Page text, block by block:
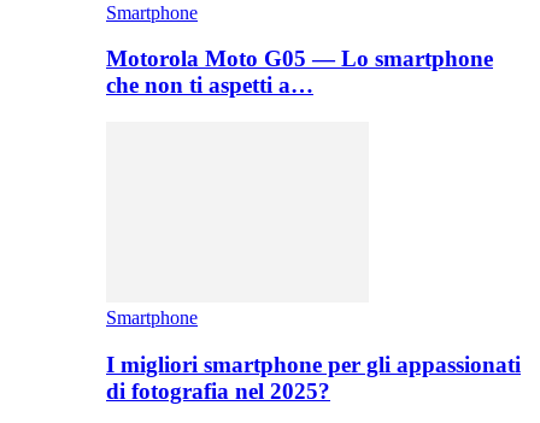
Smartphone
Motorola Moto G05 — Lo smartphone
che non ti aspetti a…
Smartphone
I migliori smartphone per gli appassionati
di fotografia nel 2025?